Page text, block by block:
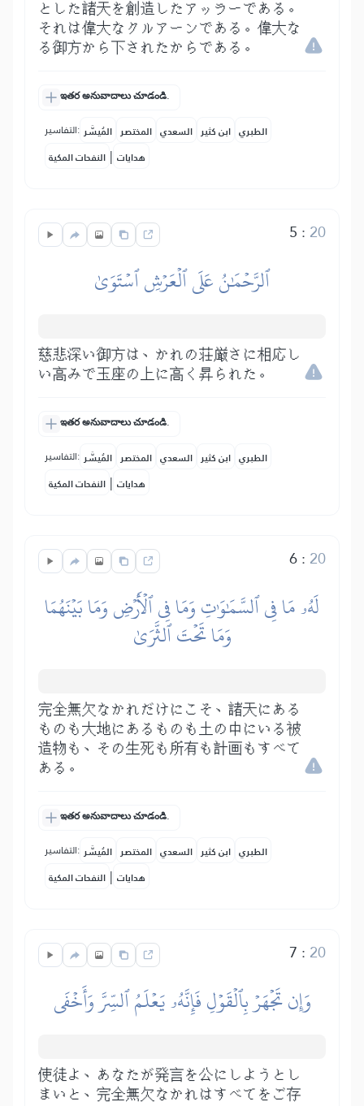
とした諸天を創造したアッラーである。
それは偉大なクルアーンである。偉大な
る御方から下されたからである。
ఇతర అనువాదాలు చూడండి.
التفاسير: المُيسَّر المختصر السعدي ابن كثير الطبري
النفحات المكية | هدايات
5 : 20
ٱلرَّحۡمَٰنُ عَلَى ٱلۡعَرۡشِ ٱسۡتَوَىٰ
慈悲深い御方は、かれの荘厳さに相応し
い高みで玉座の上に高く昇られた。
ఇతర అనువాదాలు చూడండి.
التفاسير: المُيسَّر المختصر السعدي ابن كثير الطبري
النفحات المكية | هدايات
6: 20
لَهُۥ مَا فِي ٱلسَّمَٰوَٰتِ وَمَا فِي ٱلۡأَرۡضِ وَمَا بَيۡنَهُمَا
وَمَا تَحۡتَ ٱلثَّرَىٰ
完全無欠なかれだけにこそ、諸天にある
ものも大地にあるものも土の中にいる被
造物も、その生死も所有も計画もすべて
ある。
ఇతర అనువాదాలు చూడండి.
التفاسير: المُيسَّر المختصر السعدي ابن كثير الطبري
النفحات المكية | هدايات
7 : 20
وَإِن تَجۡهَرۡ بِٱلۡقَوۡلِ فَإِنَّهُۥ يَعۡلَمُ ٱلسِّرَّ وَأَخۡفَى
使徒よ、あなたが発言を公にしようとし
まいと、完全無欠なかれはすべてをご存